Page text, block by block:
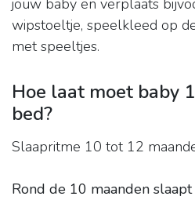
jouw baby en verplaats
wipstoeltje, speelkleed op
met speeltjes.
Hoe laat moet baby
bed?
Slaapritme 10 tot 12
Rond de 10 maanden